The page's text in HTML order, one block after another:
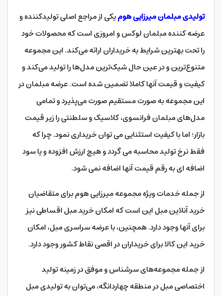
تولیدی مبلمان میرزایی هومیکی از مراجع اصلی تولیدکننده و
عرضه کننده مبلمان لوکس و امروزی است که محصولات خود
را تحت بهترین شرایط به خریداران ارائه می‌کند. این مجموعه
متنوع‌ترین و در عین حال شیک‌ترین مدل‌ها را تولید می‌کند و
کیفیت و قیمت آنها کاملا تضمین شده است. عرضه مبلمان در
این مجموعه به صورت مستقیم صورت می‌پذیرد و تمامی
مدل‌های مبلمان فرانسوی، کلاسیک و سلطنتی را زیر قیمت
بازار؛ اما با کیفیت استثنایی می توان خریداری نمود. چرا که
فقط نرخ تولید محاسبه می گردد و هیچ ارزش افزوده و یا سود
اضافه ای به رقم قیمت آنها اضافه نمی شود.
از جمله خدمات ویژه مجموعه میرزایی هوم برای متقاضیان
خرید آنلاین مبل این است که امکان خرید مبل اقساطی نیز
برای آنها وجود دارد. همچنین، با عرضه سراسری مبل، امکان
خرید این کالا برای خریداران در اقصی نقاط کشور وجود دارد.
از جمله مجموعه‌های سرشناس و موفق در زمینه تولید
اختصاصی مبل در منطقه چهاردانگه، می‌توان به تولیدی مبل